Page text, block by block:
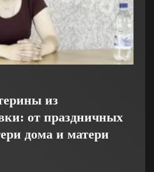
из
от праздничных
дома и матери